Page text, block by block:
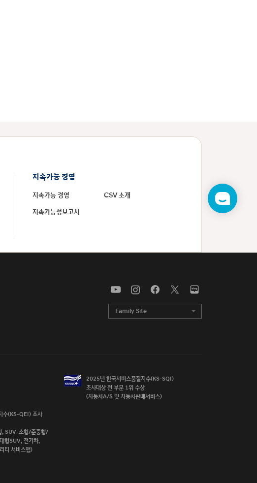
챗
봇
지속가능 경영
지속가능 경영 CSV 소개
지속가능성보고서
Family Site
2025년 한국서비스품질지수(KS-SQI)
조사대상 전 부문 1위 수상
(자동차A/S 및 자동차판매서비스)
수(KS-QEI) 조사
, SUV-소형/준중형/
형SUV, 전기차,
티 서비스앱)